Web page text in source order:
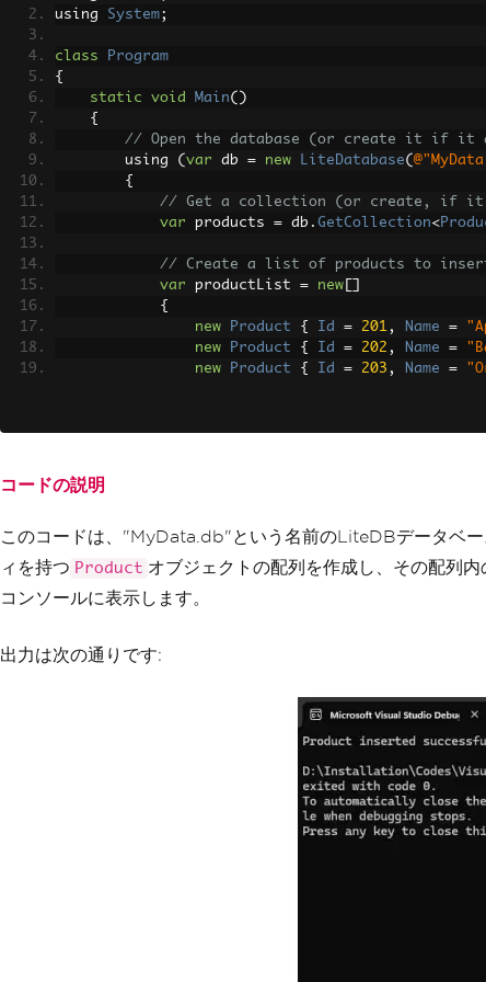
using System;
class
Program
{
static
void Main()
{
// Open the database (or create it if it
        using
( var db = new LiteDatabase(
{
// Get a collection (or create, if it
var products = db . GetCollection<
// Create a list of products to
var productList = new
{
new
Product { Id = 201, Name =
new
Product { Id = 202 , Name =
new
Product { Id = 203 , Name =
};
                products
.Insert(product);
Console
}
コードの説明
このコードは、"MyData.db"という名前のLiteDBデータベ
ィを持つ Product オブジェクトの配列を作成し、その配列
コンソールに表示します。
出力は次の通りです: